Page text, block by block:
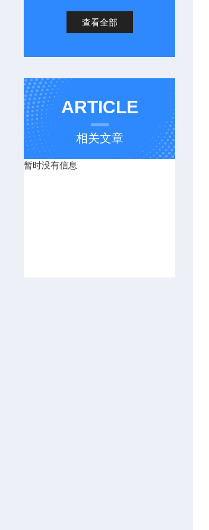
查看全部
ARTICLE
相关文章
暂时没有信息